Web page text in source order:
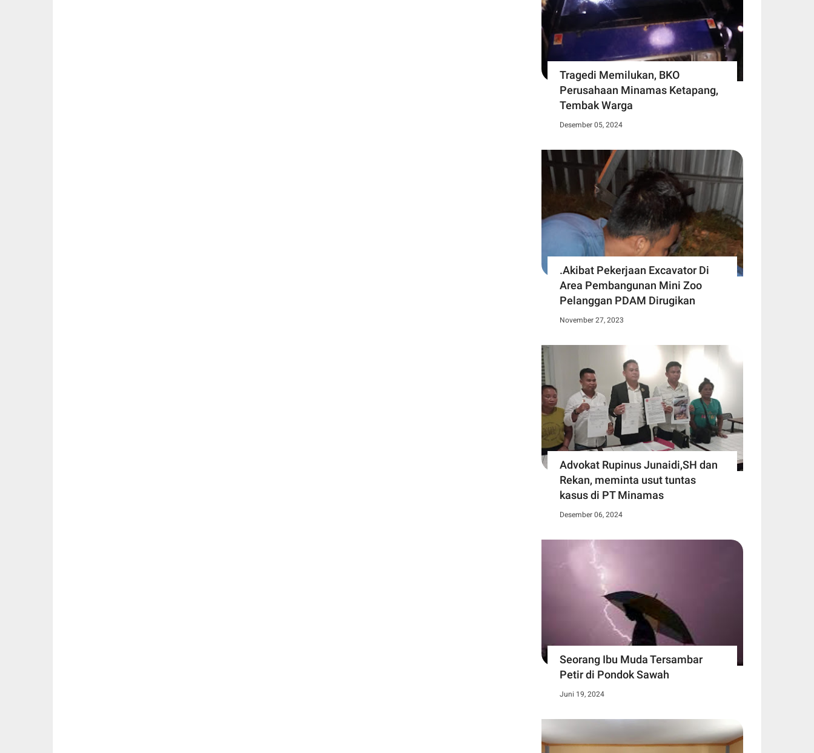
Tragedi Memilukan, BKO
Perusahaan Minamas Ketapang,
Tembak Warga
Desember 05, 2024
.Akibat Pekerjaan Excavator Di
Area Pembangunan Mini Zoo
Pelanggan PDAM Dirugikan
November 27, 2023
Advokat Rupinus Junaidi,SH dan
Rekan, meminta usut tuntas
kasus di PT Minamas
Desember 06, 2024
Seorang Ibu Muda Tersambar
Petir di Pondok Sawah
Juni 19, 2024